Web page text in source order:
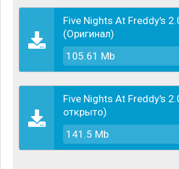
Five Nights At Freddy's
(Оригинал)
105.61 Mb
Five Nights At Freddy's
открыто)
141.5 Mb